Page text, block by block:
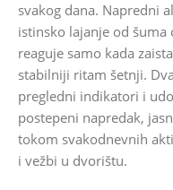
svakog dana. Napredni
istinsko lajanje od
reaguje samo kada
stabilniji ritam šetnji.
pregledni indikatori i
postepeni napredak,
tokom svakodnevnih
i vežbi u dvorištu.